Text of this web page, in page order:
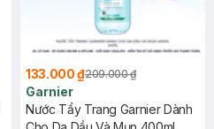
133.000 ₫209.000 ₫
Garnier
Nước Tẩy Trang Garnier Dành